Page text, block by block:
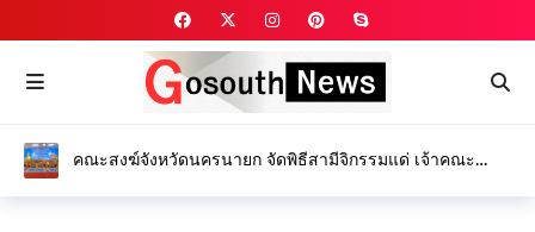
คณะสงฆ์จังหวัดนครนายก จัดพิธีสามีจิกรรมแด่ เจ้าคณะ